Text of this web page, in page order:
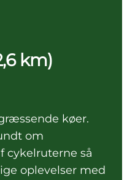
km)
køer.
om
cykelruterne så
oplevelser med